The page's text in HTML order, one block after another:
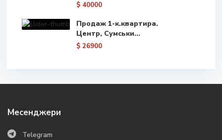
$ 40000
Продаж 1-к.квартира.
Центр, Сумськи...
$ 26900
Месенджери
Telegram